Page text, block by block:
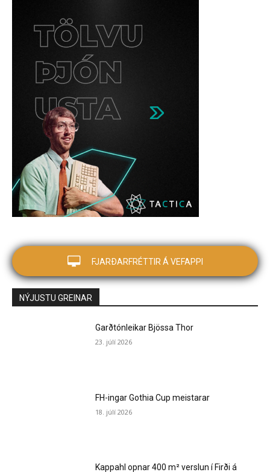
FJARÐARFRÉTTIR Á VEFAPPI
NÝJUSTU GREINAR
Garðtónleikar Bjössa Thor
23. júlí 2026
FH-ingar Gothia Cup meistarar
18. júlí 2026
Kappahl opnar 400 m² verslun í Firði á